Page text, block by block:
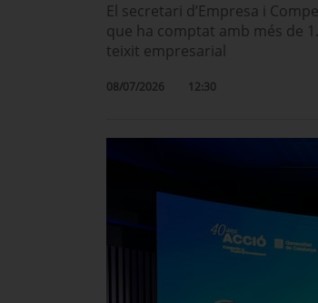
El secretari d’Empresa i
que ha comptat amb més de
teixit empresarial
08/07/2026 12:30